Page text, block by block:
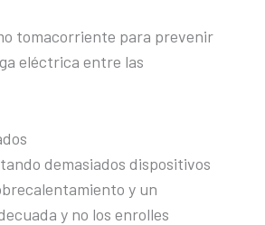
tomacorriente para prevenir
eléctrica entre las
demasiados dispositivos
y un
y no los enrolles